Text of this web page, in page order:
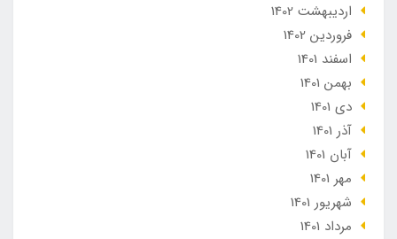
ارديبهشت 1402
فروردین 1402
اسفند 1401
بهمن 1401
دی 1401
آذر 1401
آبان 1401
مهر 1401
شهریور 1401
مرداد 1401